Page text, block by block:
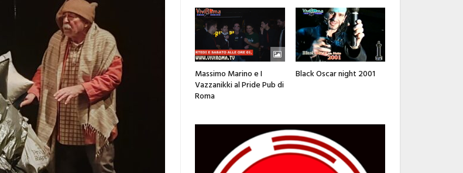
Massimo Marino e I
Vazzanikki al Pride Pub di
Roma
Black Oscar night 2001